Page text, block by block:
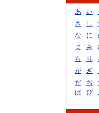
あ い
さ
し
な
に
ま
み
ら
り
が
ぎ
だ
ぢ
ぱ
ぴ